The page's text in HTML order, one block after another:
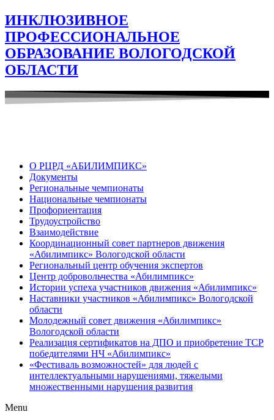
ИНКЛЮЗИВНОЕ
ПРОФЕССИОНАЛЬНОЕ
ОБРАЗОВАНИЕ ВОЛОГОДСКОЙ
ОБЛАСТИ
О РЦРД «АБИЛИМПИКС»
Документы
Региональные чемпионаты
Национальные чемпионаты
Профориентация
Трудоустройство
Взаимодействие
Координационный совет партнеров движения
«Абилимпикс» Вологодской области
Региональный центр обучения экспертов
Центр добровольчества «Абилимпикс»
Истории успеха участников движения «Абилимпикс»
Наставники участников «Абилимпикс» Вологодской
области
Молодежный совет движения «Абилимпикс»
Вологодской области
Реализация сертификатов на ДПО и приобретение ТСР
победителями НЧ «Абилимпикс»
«Фестиваль возможностей» для людей с
интеллектуальными нарушениями, тяжелыми
множественными нарушения развития
Menu